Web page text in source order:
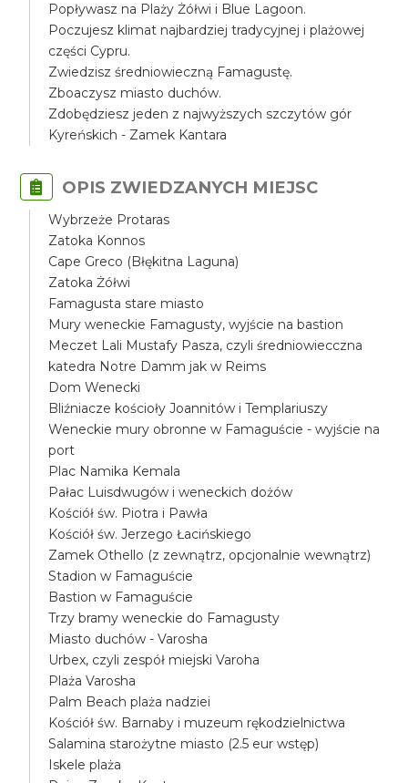
Popływasz na Plaży Żółwi i Blue Lagoon.
Poczujesz klimat najbardziej tradycyjnej i plażowej
części Cypru.
Zwiedzisz średniowieczną Famagustę.
Zboaczysz miasto duchów.
Zdobędziesz jeden z najwyższych szczytów gór
Kyreńskich - Zamek Kantara
OPIS ZWIEDZANYCH MIEJSC
Wybrzeże Protaras
Zatoka Konnos
Cape Greco (Błękitna Laguna)
Zatoka Żółwi
Famagusta stare miasto
Mury weneckie Famagusty, wyjście na bastion
Meczet Lali Mustafy Pasza, czyli średniowiecczna
katedra Notre Damm jak w Reims
Dom Wenecki
Bliźniacze kościoły Joannitów i Templariuszy
Weneckie mury obronne w Famaguście - wyjście na
port
Plac Namika Kemala
Pałac Luisdwugów i weneckich dożów
Kościół św. Piotra i Pawła
Kościół św. Jerzego Łacińskiego
Zamek Othello (z zewnątrz, opcjonalnie wewnątrz)
Stadion w Famaguście
Bastion w Famaguście
Trzy bramy weneckie do Famagusty
Miasto duchów - Varosha
Urbex, czyli zespół miejski Varoha
Plaża Varosha
Palm Beach plaża nadziei
Kościół św. Barnaby i muzeum rękodzielnictwa
Salamina starożytne miasto (2.5 eur wstęp)
Iskele plaża